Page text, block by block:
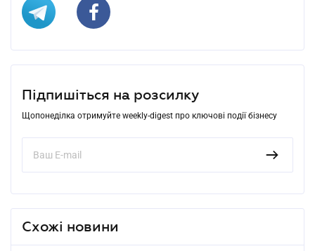
Підпишіться на розсилку
Щопонеділка отримуйте weekly-digest про ключові події бізнесу
Схожі новини